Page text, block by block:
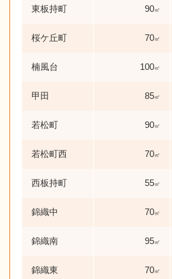
東板持町 90㎡
桜ケ丘町 70㎡
楠風台 100㎡
甲田 85㎡
若松町 90㎡
若松町西 70㎡
西板持町 55㎡
錦織中 70㎡
錦織南 95㎡
錦織東 70㎡